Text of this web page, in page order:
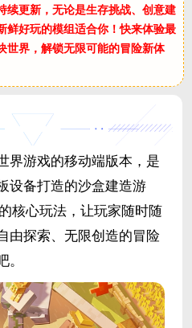
续更新，无论是生存挑战、创意建
鲜好玩的模组适合你！快来体验最
世界，解锁无限可能的冒险新体
界游戏的移动端版本，是
设备打造的沙盒建造游
核心玩法，让玩家随时随
由探索、无限创造的冒险
。